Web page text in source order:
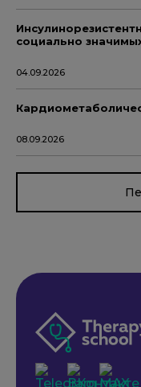
социально
04.09.2026
08.09.2026